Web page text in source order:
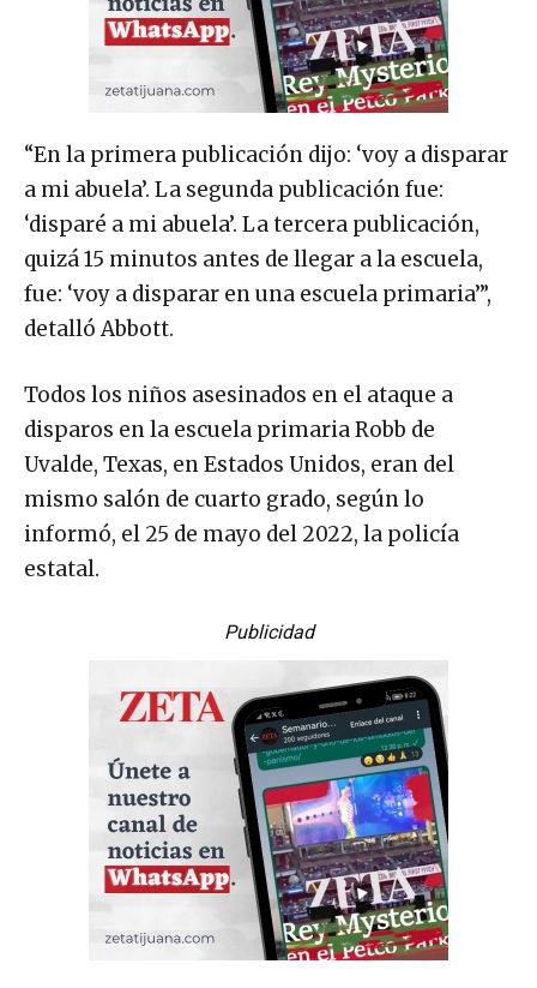
“En la primera publicación dijo: ‘voy a disparar
a mi abuela’. La segunda publicación fue:
‘disparé a mi abuela’. La tercera publicación,
quizá 15 minutos antes de llegar a la escuela,
fue: ‘voy a disparar en una escuela primaria’”,
detalló Abbott.
Todos los niños asesinados en el ataque a
disparos en la escuela primaria Robb de
Uvalde, Texas, en Estados Unidos, eran del
mismo salón de cuarto grado, según lo
informó, el 25 de mayo del 2022, la policía
estatal.
Publicidad